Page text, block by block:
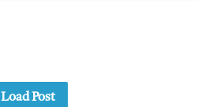
Load Post